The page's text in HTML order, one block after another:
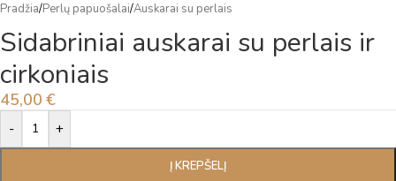
Pradžia/Perlų papuošalai/Auskarai su perlais
Sidabriniai auskarai su perlais ir
cirkoniais
45,00 €
- +
Į KREPŠELĮ
Alternative: